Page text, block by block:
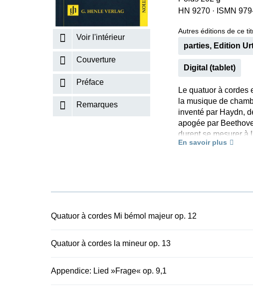
KISSIN
Voir l'intérieur
Couverture
Préface
Remarques
HN 9270 · ISMN
Autres éditions de ce
parties, Edition
Digital (tablet)
Le quatuor à cordes
la musique de
inventé par Haydn,
apogée par
durent se mesurer à
tout particulièrement
fin de l’été et au
connaissance. Le
ans plus tard, lors
En savoir plus
Quatuor à cordes Mi bémol majeur op. 12
Quatuor à cordes la mineur op. 13
Appendice: Lied »Frage« op. 9,1